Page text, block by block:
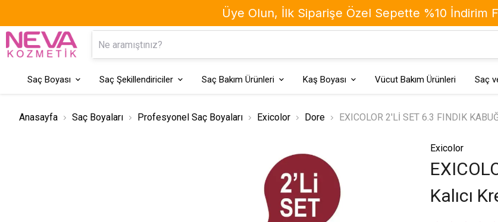
Saç Boyası Saç Şekillendiriciler Saç Bakım Ürünleri Kaş Boyası Vücut Bakım Ürünleri Saç
Anasayfa Saç Boyaları Profesyonel Saç Boyaları Exicolor Dore EXICOLOR 2'Lİ SET 6.3 FINDIK
Exicolor
Kalıcı
Üye Olun, İlk Siparişe Özel Sepette %10 İndirim